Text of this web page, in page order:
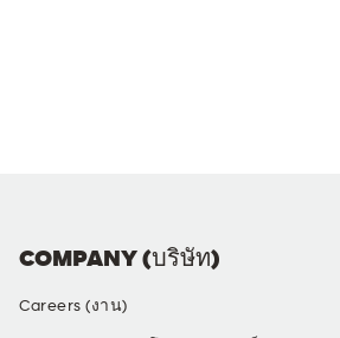
COMPANY (บริษัท)
Careers (งาน)